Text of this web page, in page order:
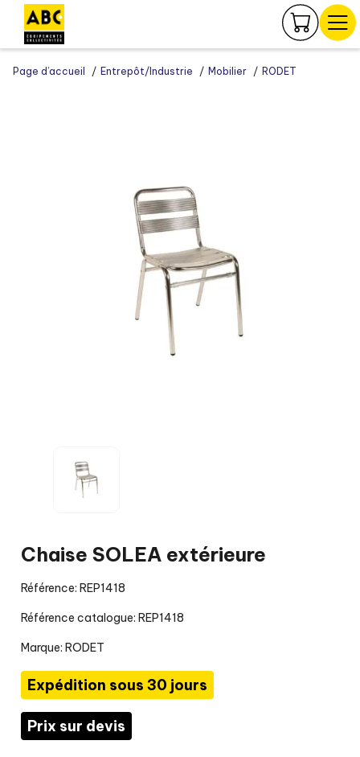
Page d’accueil Entrepôt/Industrie Mobilier RODET
Chaise SOLEA extérieure
Référence: REP1418
Référence catalogue: REP1418
Marque: RODET
Expédition sous 30 jours
Prix sur devis
Panneau de gestion des cookies